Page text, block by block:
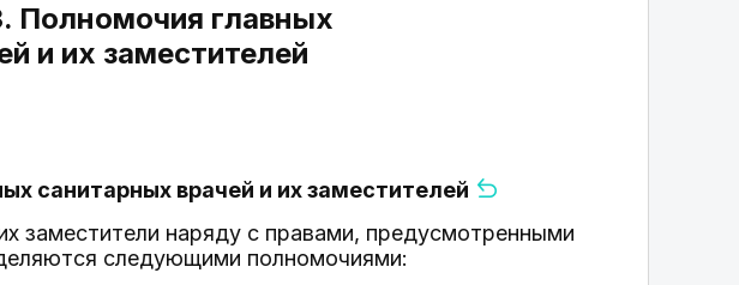
Полномочия главных
и их заместителей
санитарных врачей и их заместителей
заместители наряду с правами, предусмотренными
следующими полномочиями: